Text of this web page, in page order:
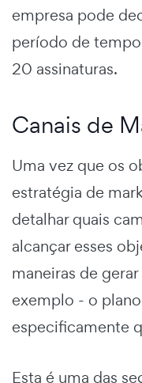
empresa pode
período de
20 assinaturas.
Canais de
Uma vez que os
estratégia de
detalhar quais
alcançar esses
maneiras de
exemplo - o
especificamente
Esta é uma das